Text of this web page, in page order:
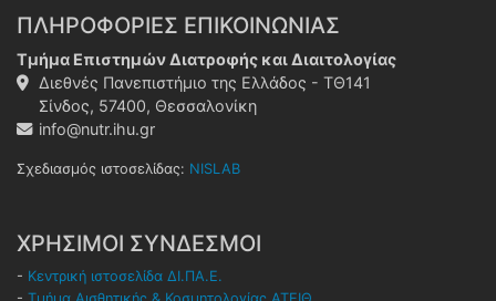
ΠΛΗΡΟΦΟΡΙΕΣ ΕΠΙΚΟΙΝΩΝΙΑΣ
Τμήμα Επιστημών Διατροφής και Διαιτολογίας
Διεθνές Πανεπιστήμιο της Ελλάδος - ΤΘ141
Σίνδος, 57400, Θεσσαλονίκη
info@nutr.ihu.gr
Σχεδιασμός ιστοσελίδας: NISLAB
ΧΡΗΣΙΜΟΙ ΣΥΝΔΕΣΜΟΙ
- Κεντρική ιστοσελίδα ΔΙ.ΠΑ.Ε.